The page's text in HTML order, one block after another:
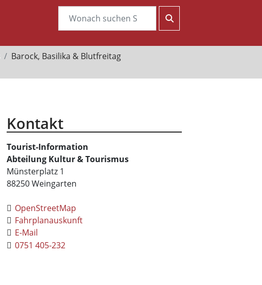
Barock, Basilika & Blutfreitag
Kontakt
Tourist-Information
Abteilung Kultur & Tourismus
Münsterplatz 1
88250Weingarten
OpenStreetMap
Fahrplanauskunft
E-Mail
0751 405-232